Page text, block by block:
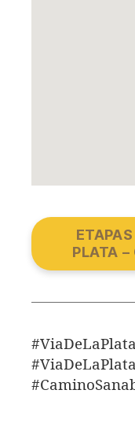
PLATA
#ViaDeLaPlata